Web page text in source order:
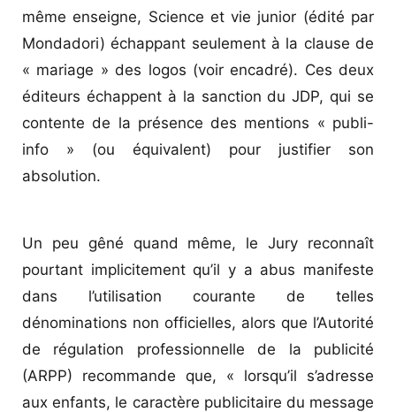
même enseigne, Science et vie junior (édité par
Mondadori) échappant seulement à la clause de
« mariage » des logos (voir encadré). Ces deux
éditeurs échappent à la sanction du JDP, qui se
contente de la présence des mentions « publi-
info » (ou équivalent) pour justifier son
absolution.
Un peu gêné quand même, le Jury ­reconnaît
pourtant implicitement qu’il y a abus manifeste
dans l’utilisation courante de telles
dénominations non officielles, alors que l’Autorité
de régulation professionnelle de la publicité
(ARPP) recommande que, « lorsqu’il s’adresse
aux enfants, le caractère publicitaire du message